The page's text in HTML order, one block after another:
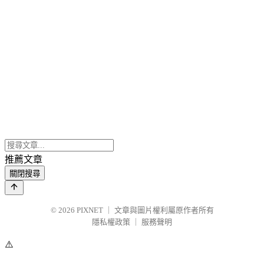
推薦文章
關閉搜尋
© 2026 PIXNET
文章與圖片權利屬原作者所有
隱私權政策
服務聲明
⚠️